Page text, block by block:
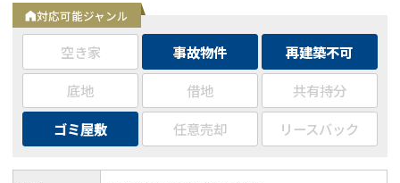
取可能◆買取後もリースバックで住み続けられるプランあり◆
住宅ローン残債や税金差押えの問題も解決
対応可能ジャンル
空き家 事故物件
再建築不可
底地
借地
共有持分
ゴミ屋敷
任意売却 リースバック